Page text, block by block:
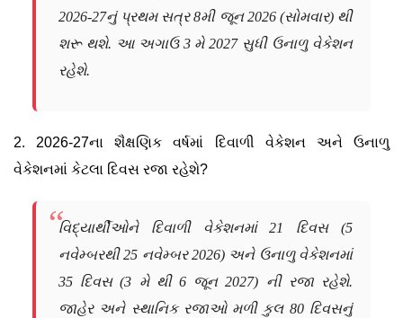
2026-27નું પ્રથમ સત્ર 8મી જૂન 2026 (સોમવાર) થી
શરૂ થશે. આ અગાઉ 3 મે 2027 સુધી ઉનાળુ વેકેશન
રહેશે.
2. 2026-27ના શૈક્ષણિક વર્ષમાં દિવાળી વેકેશન અને ઉનાળુ
વેકેશનમાં કેટલા દિવસ રજા રહેશે?
વિદ્યાર્થીઓને દિવાળી વેકેશનમાં 21 દિવસ (5
નવેમ્બરથી 25 નવેમ્બર 2026) અને ઉનાળુ વેકેશનમાં
35 દિવસ (3 મે થી 6 જૂન 2027) ની રજા રહેશે.
જાહેર અને સ્થાનિક રજાઓ મળી કુલ 80 દિવસનું